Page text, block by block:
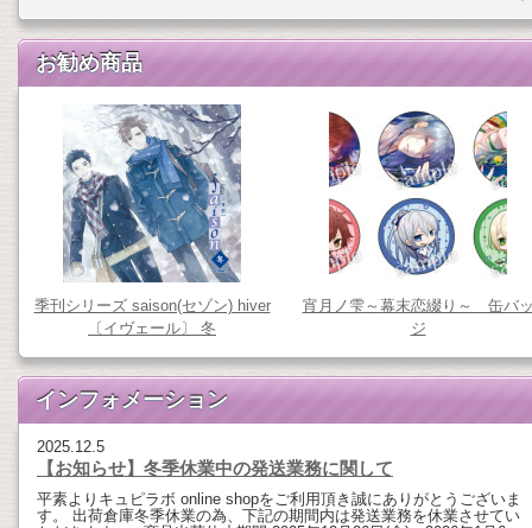
お勧め商品
季刊シリーズ saison(セゾン) hiver
〔イヴェール〕 冬
宵月ノ雫～幕末恋綴り～ 缶バ
ジ
インフォメーション
2025.12.5
【お知らせ】冬季休業中の発送業務に関して
平素よりキュピラボ online shopをご利用頂き誠にありがとうございま
す。 出荷倉庫冬季休業の為、下記の期間内は発送業務を休業させてい